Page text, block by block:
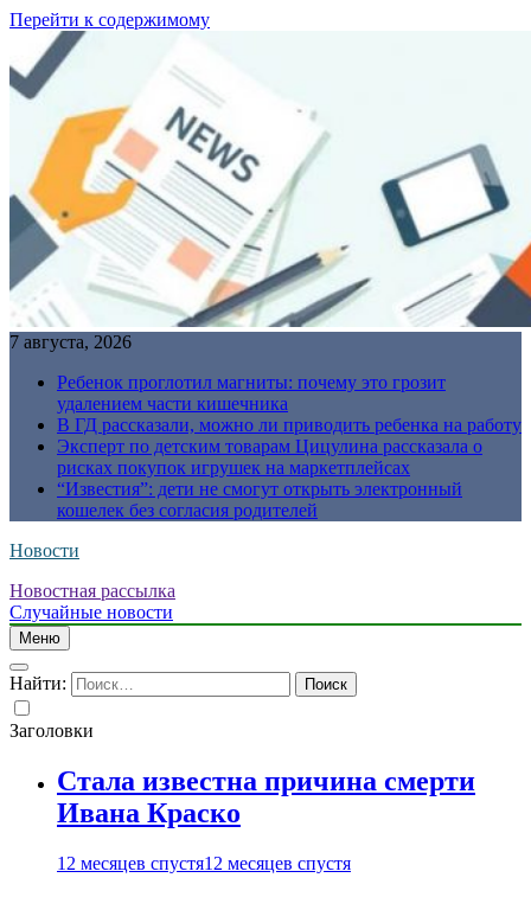
Перейти к содержимому
7 августа, 2026
Ребенок проглотил магниты: почему это грозит
удалением части кишечника
В ГД рассказали, можно ли приводить ребенка на работу
Эксперт по детским товарам Цицулина рассказала о
рисках покупок игрушек на маркетплейсах
“Известия”: дети не смогут открыть электронный
кошелек без согласия родителей
Новости
Новостная рассылка
Случайные новости
Меню
Найти:
Заголовки
Стала известна причина смерти
Ивана Краско
12 месяцев спустя12 месяцев спустя